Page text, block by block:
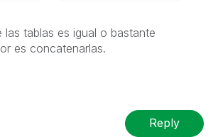
las tablas es igual o bastante
es concatenarlas.
Reply